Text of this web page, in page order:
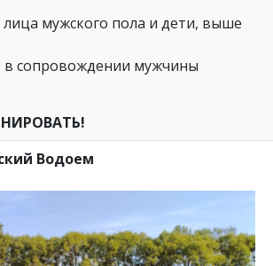
мужского пола и дети, выше
сопровождении мужчины
Водоем